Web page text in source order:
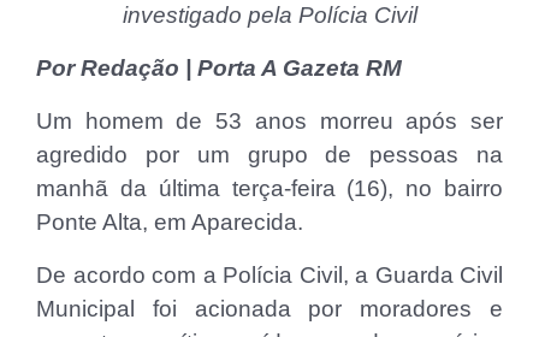
investigado pela Polícia Civil
Por Redação | Porta A Gazeta RM
Um homem de 53 anos morreu após ser
agredido por um grupo de pessoas na
manhã da última terça-feira (16), no bairro
Ponte Alta, em Aparecida.
De acordo com a Polícia Civil, a Guarda Civil
Municipal foi acionada por moradores e